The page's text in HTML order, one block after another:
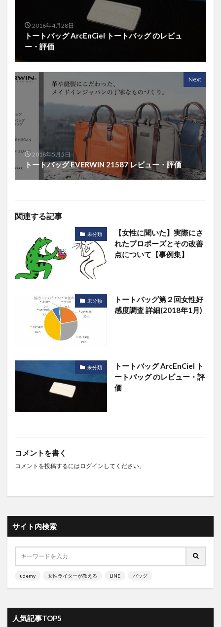
2018年4月28日
トートバッグ ArcEnCiel トートバッグ のレビュ
ー・評価
Next
2018年5月5日
トートバッグ EVERWIN 21587 レビュー・評価
関連する記事
未分類
【女性に聞いた】実際にさ
れたプロポーズとその改善
点について【事例集】
未分類
トートバッグ第２回女性好
感度調査 詳細(2018年1月)
未分類
トートバッグ ArcEnCiel ト
ートバッグ のレビュー・評
価
コメントを書く
コメントを投稿するには ログイン してください。
サイト内検索
udemy 女性ライターが教える LINE バッグ
人気記事TOP5